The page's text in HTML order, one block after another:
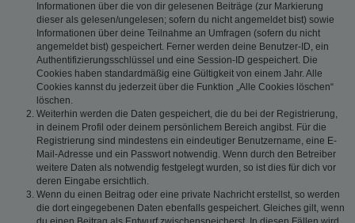
Informationen über die von dir gelesenen Beiträge (zur Markierung
dieser als gelesen/ungelesen; sofern du nicht angemeldet bist) sowie
Informationen über deine Teilnahme an Umfragen (sofern du nicht
angemeldet bist) gespeichert. Ferner werden deine Benutzer-ID, ein
Authentifizierungsschlüssel und eine Session-ID gespeichert. Die
Cookies haben standardmäßig eine Gültigkeit von einem Jahr. Alle
Cookies kannst du jederzeit über die Funktion „Alle Cookies löschen“
löschen.
Weiterhin werden die Daten gespeichert, die du bei der Registrierung,
in deinem Profil oder deinem persönlichem Bereich angibst. Für die
Registrierung sind mindestens ein eindeutiger Benutzername, eine E-
Mail-Adresse und ein Passwort notwendig. Wenn durch den Betreiber
weitere Daten als notwendig festgelegt wurden, so ist dies für dich vor
deren Eingabe ersichtlich.
Wenn du einen Beitrag oder eine private Nachricht erstellst, so werden
die dort eingegebenen Daten ebenfalls gespeichert. Gleiches gilt, wenn